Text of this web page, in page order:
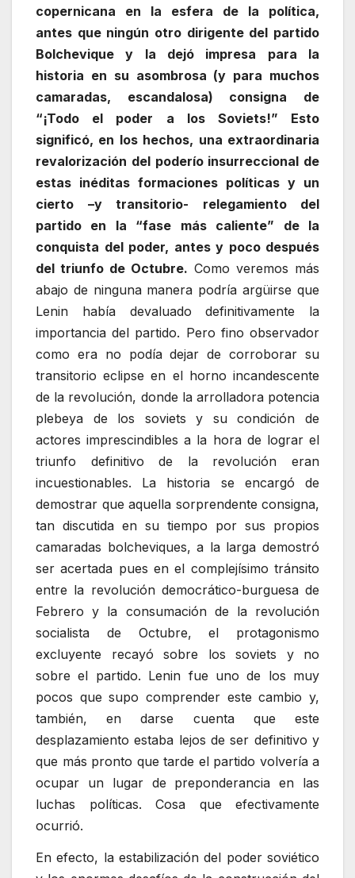
copernicana en la esfera de la política,
antes que ningún otro dirigente del partido
Bolchevique y la dejó impresa para la
historia en su asombrosa (y para muchos
camaradas, escandalosa) consigna de
“¡Todo el poder a los Soviets!” Esto
significó, en los hechos, una extraordinaria
revalorización del poderío insurreccional de
estas inéditas formaciones políticas y un
cierto –y transitorio- relegamiento del
partido en la “fase más caliente” de la
conquista del poder, antes y poco después
del triunfo de Octubre. Como veremos más
abajo de ninguna manera podría argüirse que
Lenin había devaluado definitivamente la
importancia del partido. Pero fino observador
como era no podía dejar de corroborar su
transitorio eclipse en el horno incandescente
de la revolución, donde la arrolladora potencia
plebeya de los soviets y su condición de
actores imprescindibles a la hora de lograr el
triunfo definitivo de la revolución eran
incuestionables. La historia se encargó de
demostrar que aquella sorprendente consigna,
tan discutida en su tiempo por sus propios
camaradas bolcheviques, a la larga demostró
ser acertada pues en el complejísimo tránsito
entre la revolución democrático-burguesa de
Febrero y la consumación de la revolución
socialista de Octubre, el protagonismo
excluyente recayó sobre los soviets y no
sobre el partido. Lenin fue uno de los muy
pocos que supo comprender este cambio y,
también, en darse cuenta que este
desplazamiento estaba lejos de ser definitivo y
que más pronto que tarde el partido volvería a
ocupar un lugar de preponderancia en las
luchas políticas. Cosa que efectivamente
ocurrió.
En efecto, la estabilización del poder soviético